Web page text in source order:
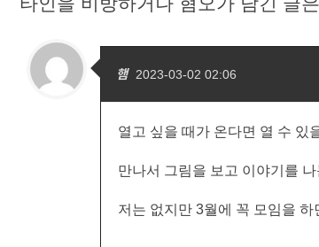
햄 2023-03-02 02:06
열고 싶을 때가 온다면 열 수 있
만나서 그림을 보고 이야기를
저는 없지만 3월에 꼭 모임을 하